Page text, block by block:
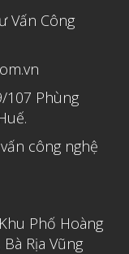
Vấn Công
107 Phùng
công nghệ
Phố Hoàng
Bà Rịa Vũng